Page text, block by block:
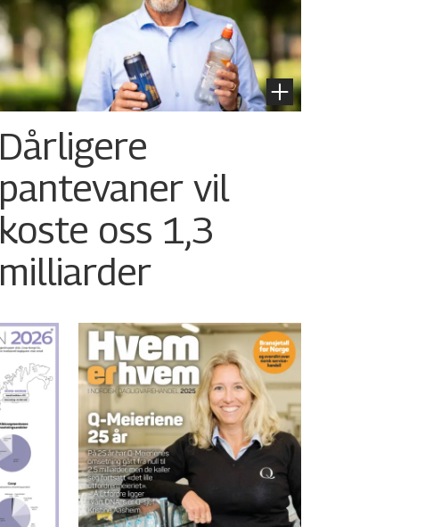
Dårligere
pantevaner vil
koste oss 1,3
milliarder